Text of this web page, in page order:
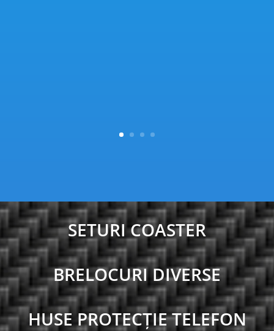
SETURI COASTER
BRELOCURI DIVERSE
HUSE PROTECȚIE TELEFON